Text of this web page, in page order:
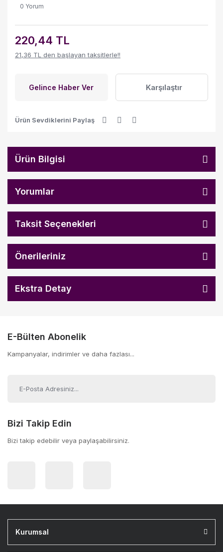
0 Yorum
220,44 TL
21,36 TL den başlayan taksitlerle!!
Gelince Haber Ver Karşılaştır
Ürün Sevdiklerini Paylaş
Ürün Bilgisi
Yorumlar
Taksit Seçenekleri
Önerileriniz
Ekstra Detay
E-Bülten Abonelik
Kampanyalar, indirimler ve daha fazlası...
Bizi Takip Edin
Bizi takip edebilir veya paylaşabilirsiniz.
Kurumsal